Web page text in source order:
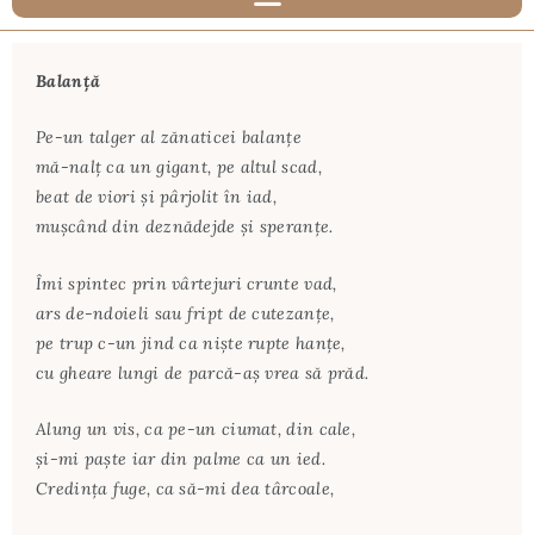
Balanță
Pe-un talger al zănaticei balanțe
mă-nalț ca un gigant, pe altul scad,
beat de viori și pârjolit în iad,
mușcând din deznădejde și speranțe.
Îmi spintec prin vârtejuri crunte vad,
ars de-ndoieli sau fript de cutezanțe,
pe trup c-un jind ca niște rupte hanțe,
cu gheare lungi de parcă-aș vrea să prăd.
Alung un vis, ca pe-un ciumat, din cale,
și-mi paște iar din palme ca un ied.
Credința fuge, ca să-mi dea târcoale,